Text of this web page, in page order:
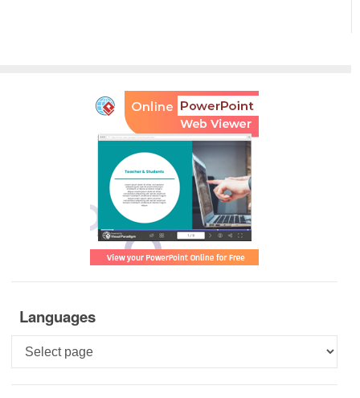
Languages
Languages